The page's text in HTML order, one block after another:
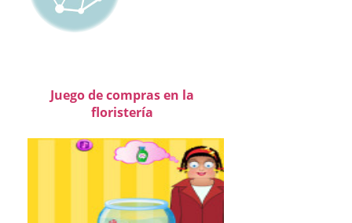
Juego de compras en la
floristería